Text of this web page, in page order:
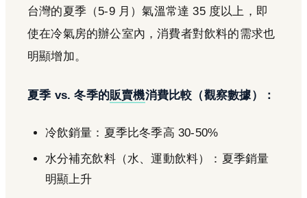
台灣的夏季（5-9 月）氣溫常達 35 度以上，即
使在冷氣房的辦公室內，消費者對飲料的需求也
明顯增加。
夏季 vs. 冬季的販賣機消費比較（觀察數據）：
冷飲銷量：夏季比冬季高 30-50%
水分補充飲料（水、運動飲料）：夏季銷量
明顯上升